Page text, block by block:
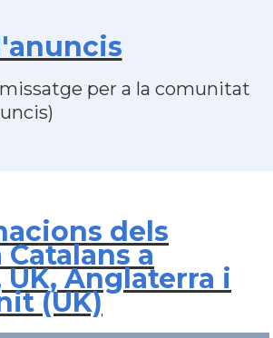
per a la comunitat
dels
a
UK, Anglaterra i
(UK)